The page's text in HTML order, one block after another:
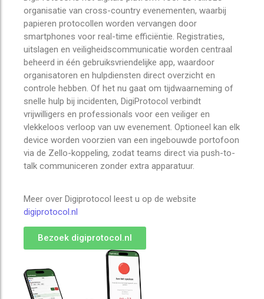
organisatie van cross-country evenementen, waarbij
papieren protocollen worden vervangen door
smartphones voor real-time efficiëntie. Registraties,
uitslagen en veiligheidscommunicatie worden centraal
beheerd in één gebruiksvriendelijke app, waardoor
organisatoren en hulpdiensten direct overzicht en
controle hebben. Of het nu gaat om tijdwaarneming of
snelle hulp bij incidenten, DigiProtocol verbindt
vrijwilligers en professionals voor een veiliger en
vlekkeloos verloop van uw evenement. Optioneel kan elk
device worden voorzien van een ingebouwde portofoon
via de Zello-koppeling, zodat teams direct via push-to-
talk communiceren zonder extra apparatuur.
Meer over Digiprotocol leest u op de website
digiprotocol.nl
Bezoek digiprotocol.nl